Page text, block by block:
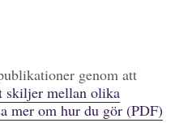
genom att
skiljer mellan olika
mer om hur du gör (PDF)